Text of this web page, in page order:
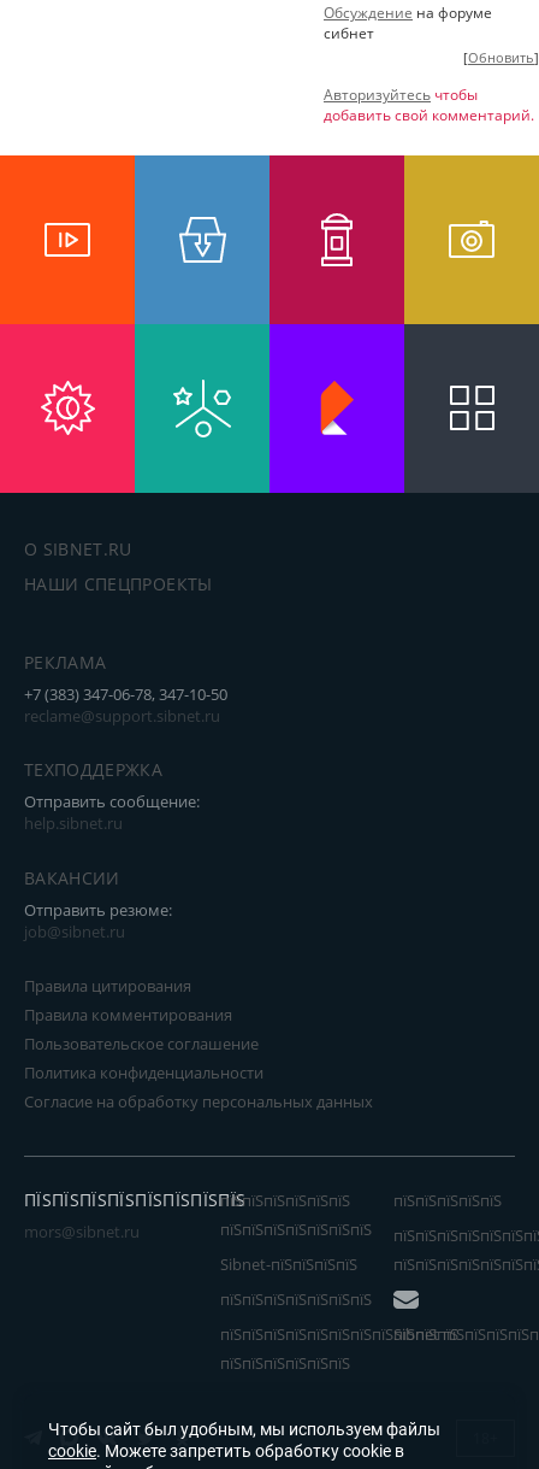
Обсуждение на форуме
сибнет
[Обновить]
Авторизуйтесь чтобы
добавить свой комментарий.
О SIBNET.RU
НАШИ СПЕЦПРОЕКТЫ
РЕКЛАМА
+7 (383) 347-06-78, 347-10-50
reclame@support.sibnet.ru
ТЕХПОДДЕРЖКА
Отправить сообщение:
help.sibnet.ru
ВАКАНСИИ
Отправить резюме:
job@sibnet.ru
Правила цитирования
Правила комментирования
Пользовательское соглашение
Политика конфиденциальности
Согласие на обработку персональных данных
ПЇЅПЇЅПЇЅПЇЅПЇЅПЇЅПЇЅПЇЅ
mors@sibnet.ru
пїЅпїЅпїЅпїЅпїЅпїЅ
пїЅпїЅпїЅпїЅпїЅпїЅпїЅ
Sibnet-пїЅпїЅпїЅпїЅ
пїЅпїЅпїЅпїЅпїЅ
пїЅпїЅпїЅпїЅпїЅпїЅпїЅ
пїЅпїЅпїЅпїЅпїЅпїЅпїЅпїЅпїЅпїЅпїЅ
пїЅпїЅпїЅпїЅпїЅпїЅ
Sibnet
Чтобы сайт был удобным, мы используем файлы
cookie. Можете запретить обработку cookie в